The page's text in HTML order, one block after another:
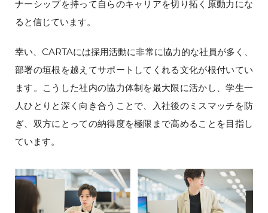
ナーシップを持って自らのキャリアを切り拓く原動力にな
ると信じています。
幸い、CARTAには採用活動に非常に協力的な社員が多く、
部署の垣根を越えてサポートしてくれる文化が根付いてい
ます。こうした社内の協力体制を最大限に活かし、学生一
人ひとりと深く向き合うことで、入社後のミスマッチを防
ぎ、双方にとっての納得度を極限まで高めることを目指し
ています。